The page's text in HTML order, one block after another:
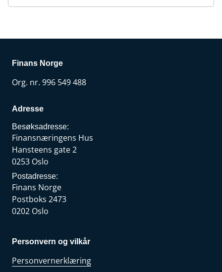
k
n
Finans Norge
Org. nr. 996 549 488
Adresse
Besøksadresse:
Finansnæringens Hus
Hansteens gate 2
0253 Oslo
Postadresse:
Finans Norge
Postboks 2473
0202 Oslo
Personvern og vilkår
Personvernerklæring